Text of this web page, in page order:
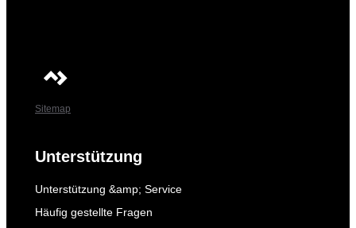
Sitemap
Unterstützung
Unterstützung &amp; Service
Häufig gestellte Fragen